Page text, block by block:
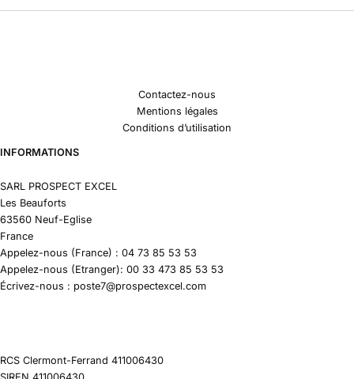
Contactez-nous
Mentions légales
Conditions d’utilisation
INFORMATIONS
SARL PROSPECT EXCEL
Les Beauforts
63560 Neuf-Eglise
France
Appelez-nous (France) : 04 73 85 53 53
Appelez-nous (Etranger): 00 33 473 85 53 53
Écrivez-nous : poste7@prospectexcel.com
RCS Clermont-Ferrand 411006430